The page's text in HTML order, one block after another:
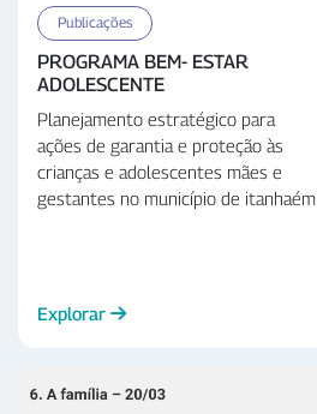
Publicações
PROGRAMA BEM- ESTAR
ADOLESCENTE
Planejamento estratégico para
ações de garantia e proteção às
crianças e adolescentes mães e
gestantes no município de itanhaém .
Explorar